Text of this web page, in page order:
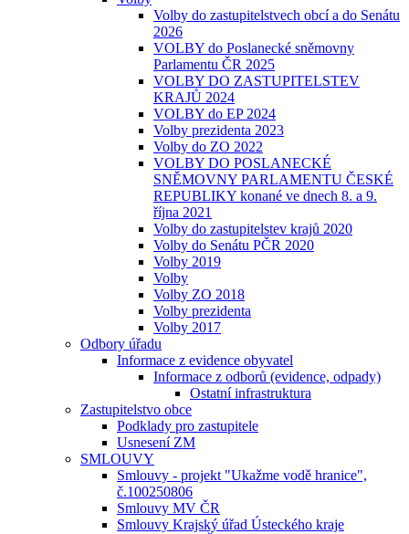
Volby do zastupitelstvech obcí a do Senátu
2026
VOLBY do Poslanecké sněmovny
Parlamentu ČR 2025
VOLBY DO ZASTUPITELSTEV
KRAJŮ 2024
VOLBY do EP 2024
Volby prezidenta 2023
Volby do ZO 2022
VOLBY DO POSLANECKÉ
SNĚMOVNY PARLAMENTU ČESKÉ
REPUBLIKY konané ve dnech 8. a 9.
října 2021
Volby do zastupitelstev krajů 2020
Volby do Senátu PČR 2020
Volby 2019
Volby
Volby ZO 2018
Volby prezidenta
Volby 2017
Odbory úřadu
Informace z evidence obyvatel
Informace z odborů (evidence, odpady)
Ostatní infrastruktura
Zastupitelstvo obce
Podklady pro zastupitele
Usnesení ZM
SMLOUVY
Smlouvy - projekt "Ukažme vodě hranice",
č.100250806
Smlouvy MV ČR
Smlouvy Krajský úřad Ústeckého kraje